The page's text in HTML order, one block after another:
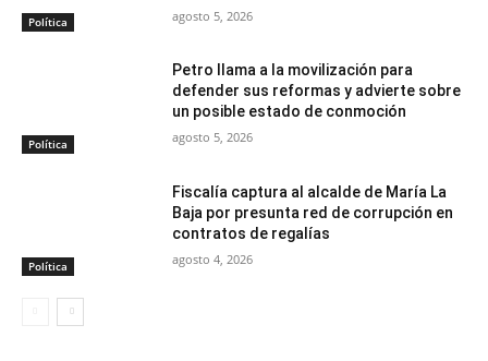
Política agosto 5, 2026
Política
Petro llama a la movilización para
defender sus reformas y advierte sobre
un posible estado de conmoción
agosto 5, 2026
Política
Fiscalía captura al alcalde de María La
Baja por presunta red de corrupción en
contratos de regalías
agosto 4, 2026